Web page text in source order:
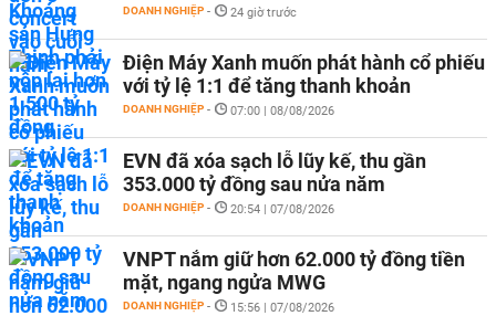
DOANH NGHIỆP - 24 giờ trước
Điện Máy Xanh muốn phát hành cổ phiếu
với tỷ lệ 1:1 để tăng thanh khoản
DOANH NGHIỆP - 07:00 | 08/08/2026
EVN đã xóa sạch lỗ lũy kế, thu gần
353.000 tỷ đồng sau nửa năm
DOANH NGHIỆP - 20:54 | 07/08/2026
VNPT nắm giữ hơn 62.000 tỷ đồng tiền
mặt, ngang ngửa MWG
DOANH NGHIỆP - 15:56 | 07/08/2026